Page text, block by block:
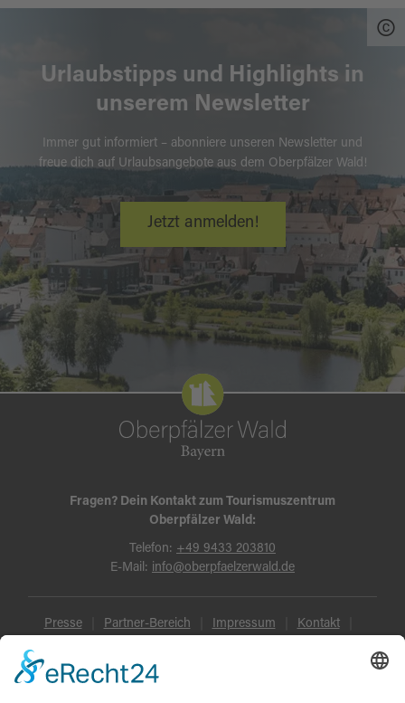
Urlaubstipps und Highlights in
unserem Newsletter
Immer gut informiert – abonniere unseren Newsletter und
freue dich auf Urlaubsangebote aus dem Oberpfälzer Wald!
Jetzt anmelden!
Fragen? Dein Kontakt zum Tourismuszentrum
Oberpfälzer Wald:
Telefon: +49 9433 203810
E-Mail: info@oberpfaelzerwald.de
Presse Partner-Bereich Impressum Kontakt
Datenschutz